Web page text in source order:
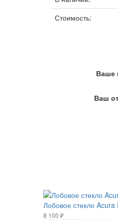
Стоимость:
Ваше
Ваш
Лобовое стекло Acura
8 100 ₽